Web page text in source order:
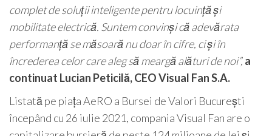
complet de soluții inteligente pentru locuință și
mobilitate electrică. Suntem convinși că adevărata
performanță se măsoară nu doar în cifre, ci și în
încrederea celor care aleg să meargă alături de noi”,a
continuat Lucian Peticilă, CEO Visual Fan S.A.
Listată pe piața AeRO a Bursei de Valori București
începând cu 26 iulie 2021, compania Visual Fan are o